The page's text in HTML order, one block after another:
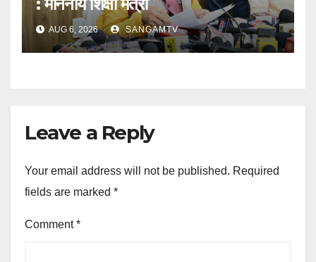
AUG 6, 2026 SANGAMTV
Leave a Reply
Your email address will not be published. Required
fields are marked *
Comment*